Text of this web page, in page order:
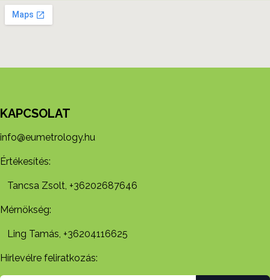
KAPCSOLAT
info@eumetrology.hu
Értékesítés:
Tancsa Zsolt, +36202687646
Mérnökség:
Ling Tamás, +36204116625
Hírlevélre feliratkozás: